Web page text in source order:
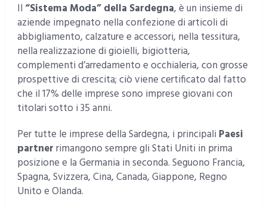
Il“Sistema Moda” della Sardegna, è un insieme di
aziende impegnato nella confezione di articoli di
abbigliamento, calzature e accessori, nella tessitura,
nella realizzazione di gioielli, bigiotteria,
complementi d’arredamento e occhialeria, con grosse
prospettive di crescita; ciò viene certificato dal fatto
che il 17% delle imprese sono imprese giovani con
titolari sotto i 35 anni.
Per tutte le imprese della Sardegna, i principali Paesi
partnerrimangono sempre gli Stati Uniti in prima
posizione e la Germania in seconda. Seguono Francia,
Spagna, Svizzera, Cina, Canada, Giappone, Regno
Unito e Olanda.